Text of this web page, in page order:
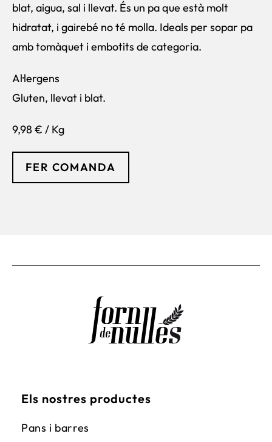
blat, aigua, sal i llevat. És un pa que està molt
hidratat, i gairebé no té molla. Ideals per sopar pa
amb tomàquet i embotits de categoria.
Al·lergens
Gluten, llevat i blat.
9,98 € / Kg
FER COMANDA
Els nostres productes
Pans i barres